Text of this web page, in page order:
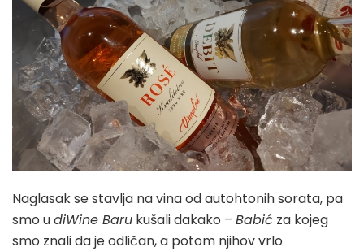
Naglasak se stavlja na vina od autohtonih sorata, pa
smo udiWine Baru kušali dakako – Babić za kojeg
smo znali da je odličan, a potom njihov vrlo